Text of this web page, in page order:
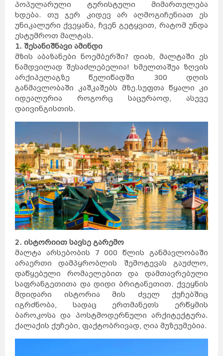
პოპულარული ტურისტული მიმართულება
ხდება. თუ ჯერ კიდევ არ აღმოგიჩენიათ ეს
უნიკალური ქვეყანა, ჩვენ გეტყვით, რატომ უნდა
ესტუმროთ მალტას.
1. შესანიშნავი ამინდი
მზის აბაზანები ნოემბერში? დიახ, მალტაში ეს
ნამდვილად შესაძლებელია! ხმელთაშუა ზღვის
არქიპელაგზე წელიწადში 300 დღის
განმავლობაში კაშკაშებს მზე.სუფთა წყალი კი
იდეალურია როგორც საცურაოდ, ასევე
დაივინგისთის.
2. ისტორიით სავსე გარემო
მალტა არსებობის 7 000 წლის განმავლობაში
არაერთი დამპყრობლის შემოტევას გაუძლო,
დაწყებული რომაელებით და დამთავრებული
საფრანგეთითა და დიდი ბრიტანეთით. ქვეყნის
მდიდარი ისტორია მის ძველ ქუჩებშიც
იგრძნობა, სადაც ერთმანეთს ერწყმის
ბაროკოსა და პოსტმოდერნული არქიტექტურა.
ქალაქის ქუჩები, ფაქტობრივად, ღია მუზეუმებია.